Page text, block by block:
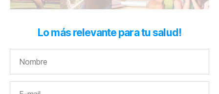
Lo más relevante para tu salud!